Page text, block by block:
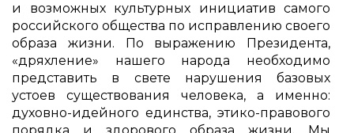
и возможных культурных инициатив самого
российского общества по исправлению своего
образа жизни. По выражению Президента,
«дряхление» нашего народа необходимо
представить в свете нарушения базовых
устоев существования человека, а именно:
духовно-идейного единства, этико-правового